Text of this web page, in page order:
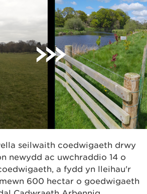
seilwaith coedwigaeth drwy
newydd ac uwchraddio 14 o
a fydd yn lleihau'r
600 hectar o goedwigaeth